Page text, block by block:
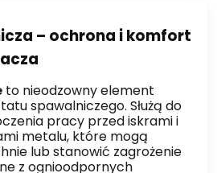
– ochrona i komfort
to nieodzowny element
spawalniczego. Służą do
pracy przed iskrami i
metalu, które mogą
lub stanowić zagrożenie
z ognioodpornych